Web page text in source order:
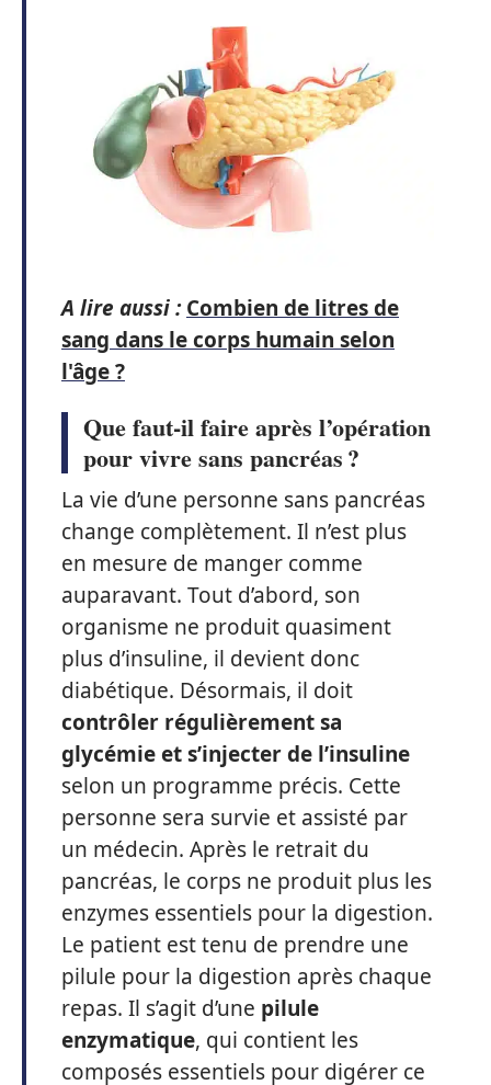
A lire aussi : Combien de litres de
sang dans le corps humain selon
l'âge ?
Que faut-il faire après l’opération
pour vivre sans pancréas ?
La vie d’une personne sans pancréas
change complètement. Il n’est plus
en mesure de manger comme
auparavant. Tout d’abord, son
organisme ne produit quasiment
plus d’insuline, il devient donc
diabétique. Désormais, il doit
contrôler régulièrement sa
glycémie et s’injecter de l’insuline
selon un programme précis. Cette
personne sera survie et assisté par
un médecin. Après le retrait du
pancréas, le corps ne produit plus les
enzymes essentiels pour la digestion.
Le patient est tenu de prendre une
pilule pour la digestion après chaque
repas. Il s’agit d’une pilule
enzymatique, qui contient les
composés essentiels pour digérer ce